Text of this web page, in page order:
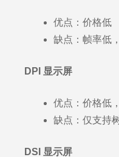
优点：价格低
缺点：帧率低
DPI 显示屏
优点：价格低
缺点：仅支持
DSI 显示屏